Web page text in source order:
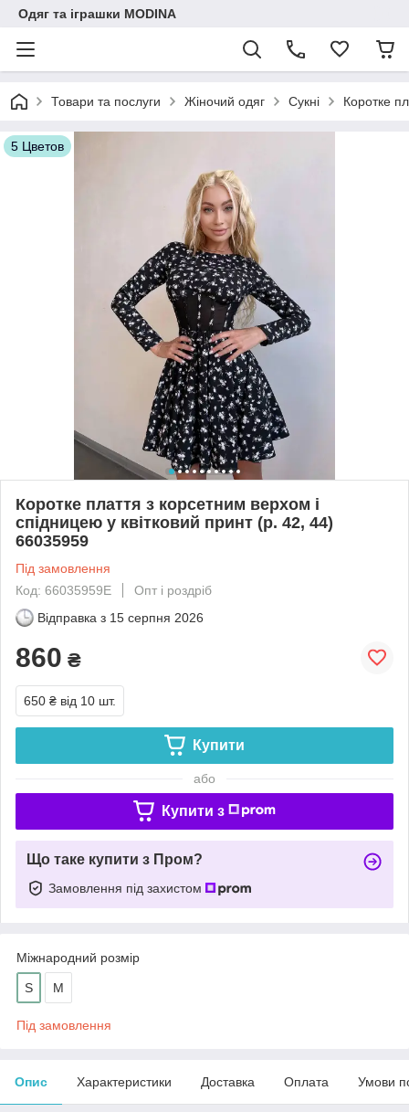
Одяг та іграшки MODINA
Товари та послуги Жіночий одяг Сукні Коротке
5 Цветов
Коротке плаття з корсетним верхом і
спідницею у квітковий принт (р. 42, 44)
66035959
Під замовлення
Код: 66035959Е
Опт і роздріб
Відправка з 15 серпня 2026
860 ₴
650 ₴ від 10 шт.
Купити
або
Купити з
Що таке купити з Пром?
Замовлення під захистом
Міжнародний розмір
S M
Під замовлення
Опис Характеристики Доставка Оплата Умови